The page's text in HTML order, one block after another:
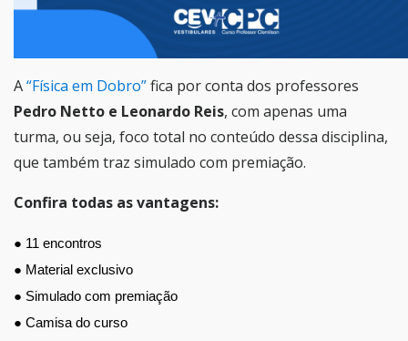
A“Física em Dobro”fica por conta dos professores
Pedro Netto e Leonardo Reis, com apenas uma
turma, ou seja, foco total no conteúdo dessa disciplina,
que também traz simulado com premiação.
Confira todas as vantagens:
● 11 encontros
● Material exclusivo
● Simulado com premiação
● Camisa do curso